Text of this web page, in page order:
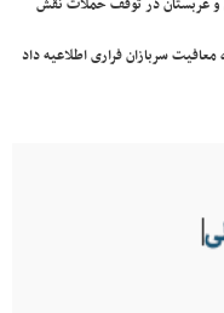
عربستان در توقف حملات نقش
سربازان فراری اطلاعیه داد